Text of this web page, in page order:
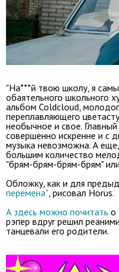
"На***й твою школу, я
обаятельного школьного
альбом Coldcloud,
переплавляющего
необычное и свое.
совершенно искренне и с
музыка невозможна. А еще,
большим количество
"брям-брям-брям-брям"
Обложку, как и для
перемена", рисовал Horus.
А здесь можно почитать о
рэпер вдруг решил
танцевали его родители.